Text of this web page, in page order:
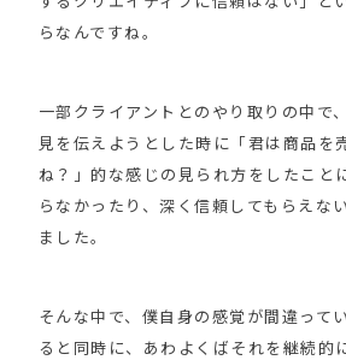
らなんですね。
一部クライアントとのやり取りの中で
見を伝えようとした時に「君は商品を
ね？」的な感じの見られ方をしたこと
らなかったり、深く信頼してもらえな
ました。
そんな中で、僕自身の感覚が間違って
ると同時に、あわよくばそれを継続的